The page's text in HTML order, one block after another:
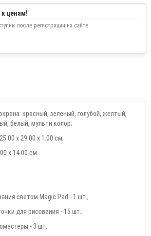
ценам!
после регистрации на сайте.
красный, зеленый, голубой, желтый,
белый, мульти колор;
х 29.00 х 1.00 см;
х 14.00 см.
светом Magic Pad - 1 шт.;
для рисования - 15 шт.;
- 3 шт.